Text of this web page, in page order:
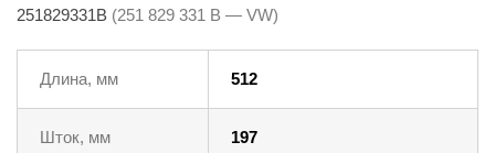
251829331B (251 829 331 B — VW)
Длина, мм 512
Шток, мм 197